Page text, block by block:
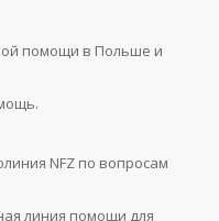
помощи в Польше и
NFZ по вопросам
линия помощи для